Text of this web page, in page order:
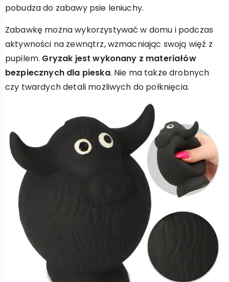
pobudza do zabawy psie leniuchy.
Zabawkę można wykorzystywać w domu i podczas
aktywności na zewnątrz, wzmacniając swoją więź z
pupilem. Gryzak jest wykonany z materiałów
bezpiecznych dla pieska. Nie ma także drobnych
czy twardych detali możliwych do połknięcia.